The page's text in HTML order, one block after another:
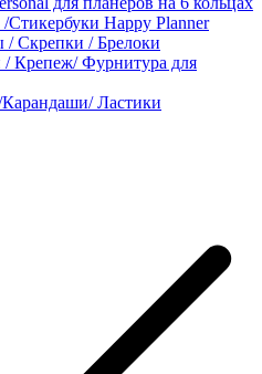
Happy Planner
/ Скрепки / Брелоки
Крепеж/ Фурнитура для
Ластики